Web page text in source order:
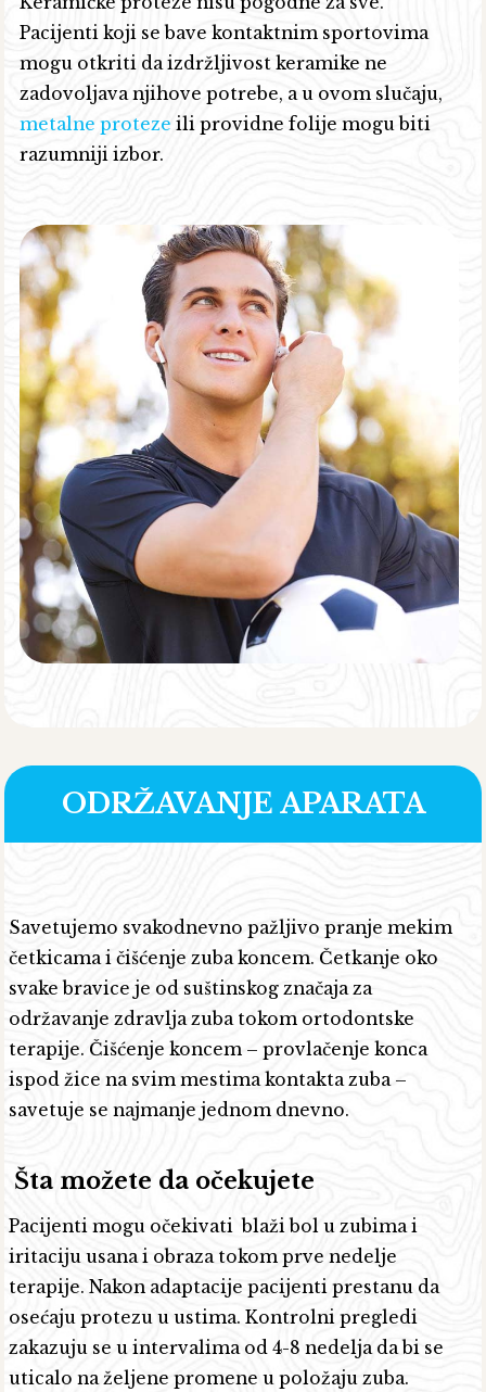
Pacijenti koji se bave kontaktnim sportovima
mogu otkriti da izdržljivost keramike ne
zadovoljava njihove potrebe, a u ovom slučaju,
metalne proteze ili providne folije mogu biti
razumniji izbor.
ODRŽAVANJE APARATA
Savetujemo svakodnevno pažljivo pranje mekim
četkicama i čišćenje zuba koncem. Četkanje oko
svake bravice je od suštinskog značaja za
održavanje zdravlja zuba tokom ortodontske
terapije. Čišćenje koncem – provlačenje konca
ispod žice na svim mestima kontakta zuba –
savetuje se najmanje jednom dnevno.
Šta možete da očekujete
Pacijenti mogu očekivati blaži bol u zubima i
iritaciju usana i obraza tokom prve nedelje
terapije. Nakon adaptacije pacijenti prestanu da
osećaju protezu u ustima. Kontrolni pregledi
zakazuju se u intervalima od 4-8 nedelja da bi se
uticalo na željene promene u položaju zuba.